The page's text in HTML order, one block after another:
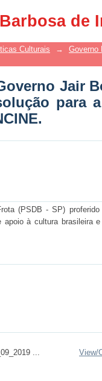
de
Agência
Culturais →
Governo
Jair
para
(PSDB - SP)
à cultura brasileira
...
View/